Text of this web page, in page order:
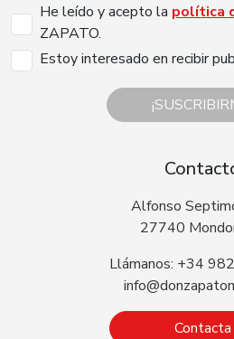
He leído y acepto la política
ZAPATO.
Estoy interesado en recibir
Alfonso
27740
Llámanos: +34
Contacta